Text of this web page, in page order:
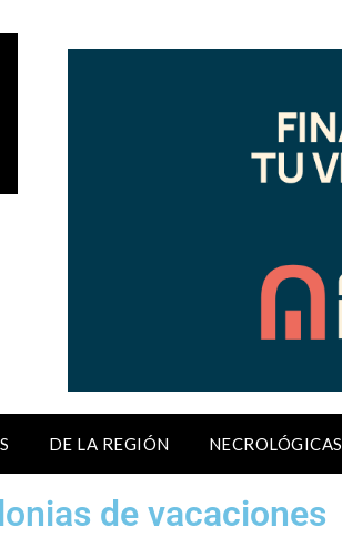
DE LA REGIÓN NECROLÓGICAS
de vacaciones